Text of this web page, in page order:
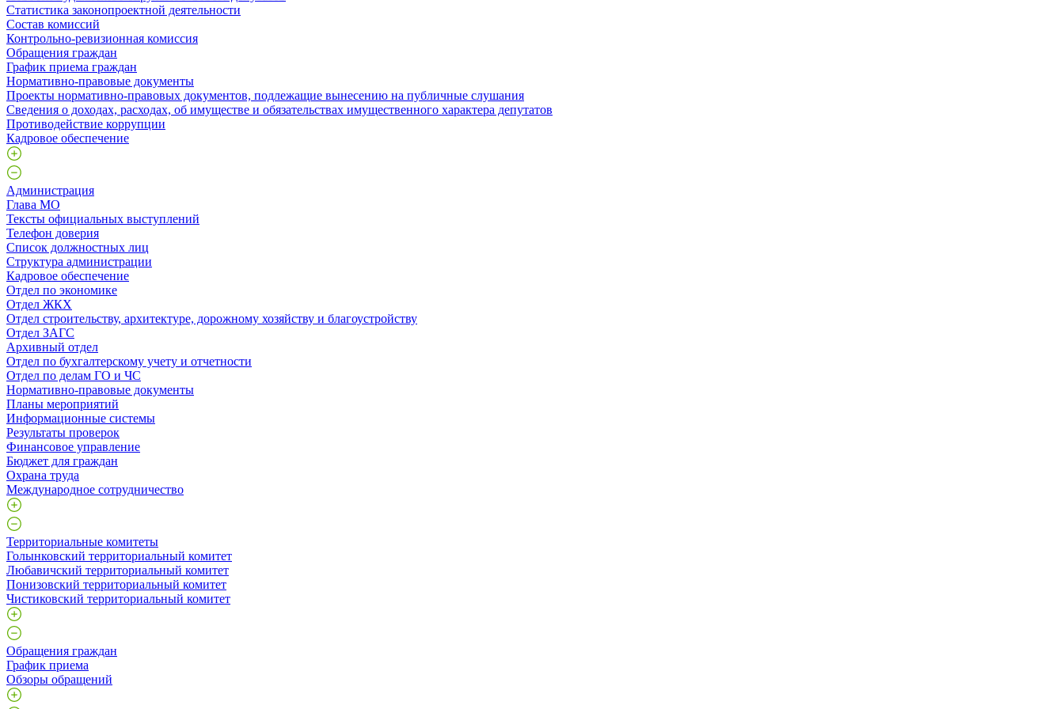
Статистика законопроектной деятельности
Состав комиссий
Контрольно-ревизионная комиссия
Обращения граждан
График приема граждан
Нормативно-правовые документы
Проекты нормативно-правовых документов, подлежащие вынесению на публичные слушания
Сведения о доходах, расходах, об имуществе и обязательствах имущественного характера депутатов
Противодействие коррупции
Кадровое обеспечение
Администрация
Глава МО
Тексты официальных выступлений
Телефон доверия
Список должностных лиц
Структура администрации
Кадровое обеспечение
Отдел по экономике
Отдел ЖКХ
Отдел строительству, архитектуре, дорожному хозяйству и благоустройству
Отдел ЗАГС
Архивный отдел
Отдел по бухгалтерскому учету и отчетности
Отдел по делам ГО и ЧС
Нормативно-правовые документы
Планы мероприятий
Информационные системы
Результаты проверок
Финансовое управление
Бюджет для граждан
Охрана труда
Международное сотрудничество
Территориальные комитеты
Голынковский территориальный комитет
Любавичский территориальный комитет
Понизовский территориальный комитет
Чистиковский территориальный комитет
Обращения граждан
График приема
Обзоры обращений